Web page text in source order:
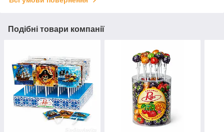
Подібні товари компанії